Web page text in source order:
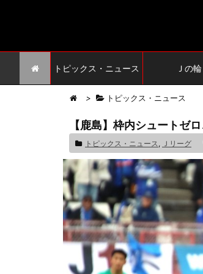
トピックス・ニュース Ｊの輪
> トピックス・ニュース
【鹿島】枠内シュートゼ
トピックス・ニュース, Ｊリーグ